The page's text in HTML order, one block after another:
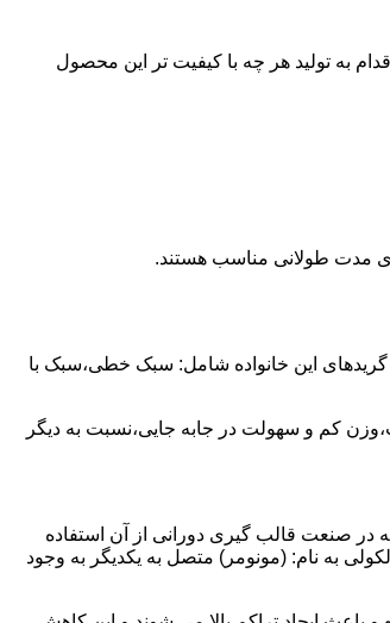
معین،اقدام به تولید هر چه با کیفیت تر این محصول
مدت طولانی مناسب هستند.
این صنعت را در اختیار دارد.متداول ترین گریدهای این خانواده شامل: سبک خطی،سبک با
کم و سهولت در جابه جایی،نسبت به دیگر
خانواده پلی اتیلن بود که در صنعت قالب گیری دورانی از آن استفاده
به نام: (مونومر) متصل به یکدیگر به وجود